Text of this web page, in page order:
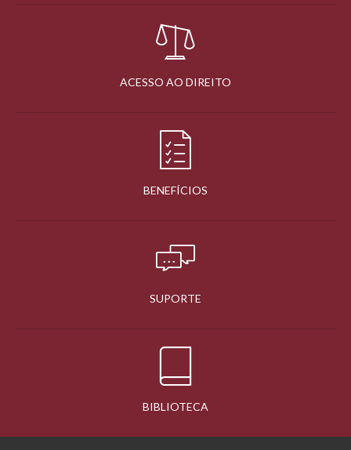
ACESSO AO DIREITO
BENEFÍCIOS
SUPORTE
BIBLIOTECA